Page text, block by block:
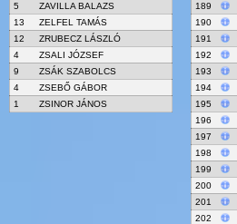
5
ZAVILLA BALAZS
13
ZELFEL TAMÁS
12
ZRUBECZ LÁSZLÓ
4
ZSALI JÓZSEF
9
ZSÁK SZABOLCS
4
ZSEBŐ GÁBOR
1
ZSINOR JÁNOS
189
190
191
192
193
194
195
196
197
198
199
200
201
202